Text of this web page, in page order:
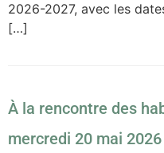
2026-2027, avec les
[…]
À la rencontre des
mercredi 20 mai 2026